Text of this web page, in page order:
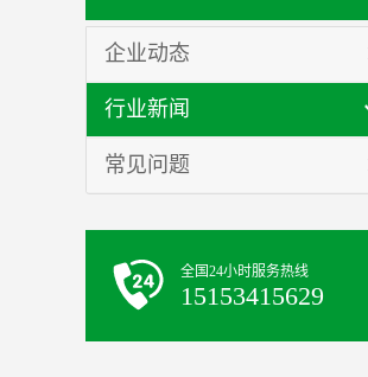
企业动态
行业新闻
常见问题
全国24小时服务热线
15153415629